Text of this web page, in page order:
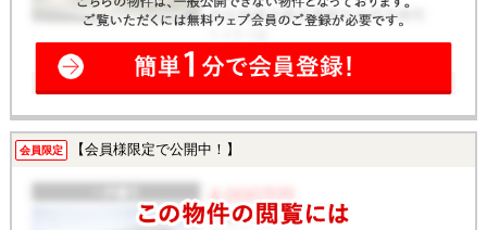
会員限定 【会員様限定で公開中！】